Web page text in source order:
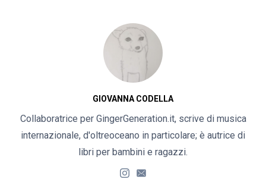
GIOVANNA CODELLA
Collaboratrice per GingerGeneration.it, scrive di musica
internazionale, d'oltreoceano in particolare; è autrice di
libri per bambini e ragazzi.